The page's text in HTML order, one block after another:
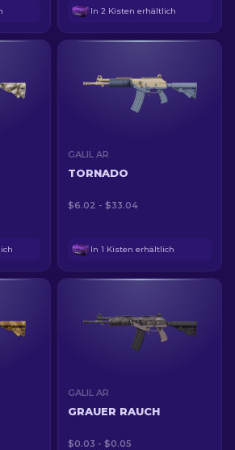
In 2 Kisten erhältlich
GALIL AR
TORNADO
$6.02 - $33.04
In 1 Kisten erhältlich
GALIL AR
GRAUER RAUCH
$0.03 - $0.05